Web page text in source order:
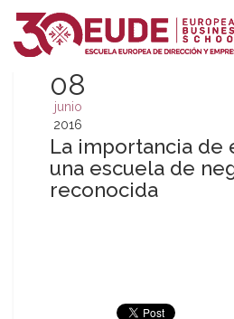
08
junio
2016
La importancia de
una escuela de
reconocida